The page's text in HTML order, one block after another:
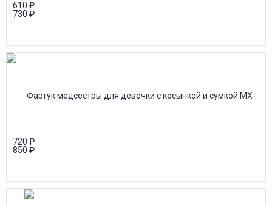
610 ₽
730 ₽
720 ₽
850 ₽